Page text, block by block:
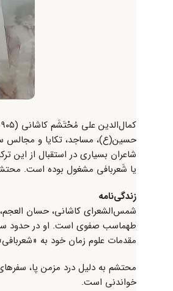
حسین(ع)، مساجد، تکایا و مجالس
شاعران بسیاری در استقبال از این
یا شَعربافی مشغول بوده است. محتشم کاشانی در ۹۱ سالگی درگذشت و
زندگی‌نامه
شمس‌الشعرای کاشانی، حسان
مقدمات علوم زمان خود به
محتشم به دلیل درد مزمن پا،
خواندنی است.